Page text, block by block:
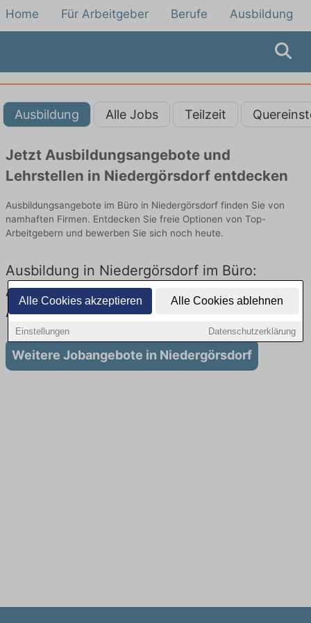
Alle Cookies akzeptieren Alle Cookies ablehnen
Einstellungen Datenschutzerklärung
Home Für Arbeitgeber Berufe Ausbildung
Ausbildung Alle Jobs Teilzeit
Jetzt Ausbildungsangebote und
Lehrstellen in Niedergörsdorf entdecken
Ausbildungsangebote im Büro in Niedergörsdorf finden Sie von
namhaften Firmen. Entdecken Sie freie Optionen von Top-
Arbeitgebern und bewerben Sie sich noch heute.
Ausbildung in Niedergörsdorf im Büro:
Aktuell gibt es keine Stellenangebote für
Ausbildung in Niedergörsdorf
Weitere Jobangebote in Niedergörsdorf